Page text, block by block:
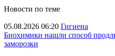
Новости по теме
05.08.2026 06:20 Гигиена
Биохимики нашли способ
заморозки